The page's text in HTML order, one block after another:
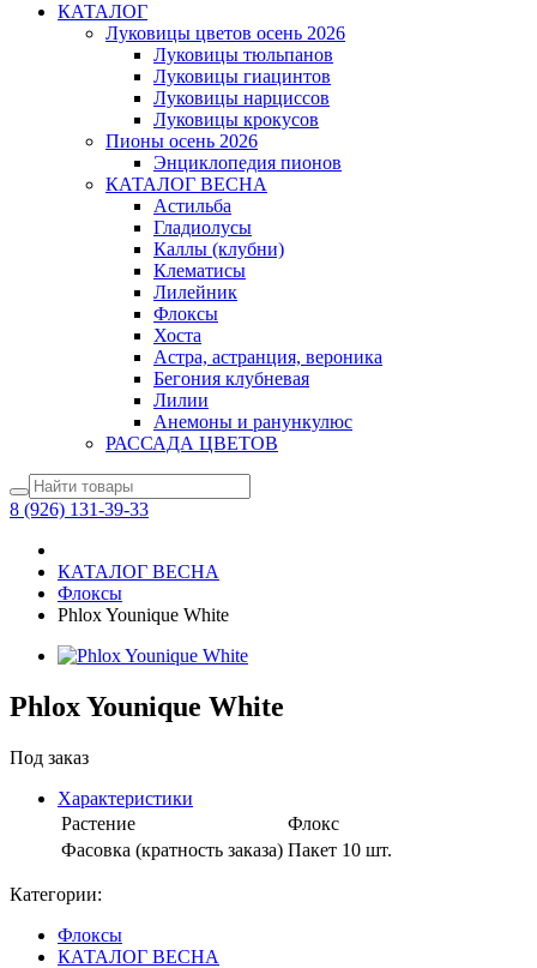
КАТАЛОГ
Луковицы цветов осень 2026
Луковицы тюльпанов
Луковицы гиацинтов
Луковицы нарциссов
Луковицы крокусов
Пионы осень 2026
Энциклопедия пионов
КАТАЛОГ ВЕСНА
Астильба
Гладиолусы
Каллы (клубни)
Клематисы
Лилейник
Флоксы
Хоста
Астра, астранция, вероника
Бегония клубневая
Лилии
Анемоны и ранункулюс
РАССАДА ЦВЕТОВ
8 (926) 131-39-33
КАТАЛОГ ВЕСНА
Флоксы
Phlox Younique White
Phlox Younique White
Под заказ
Характеристики
Растение
Флокс
Фасовка (кратность заказа) Пакет 10 шт.
Категории:
Флоксы
КАТАЛОГ ВЕСНА